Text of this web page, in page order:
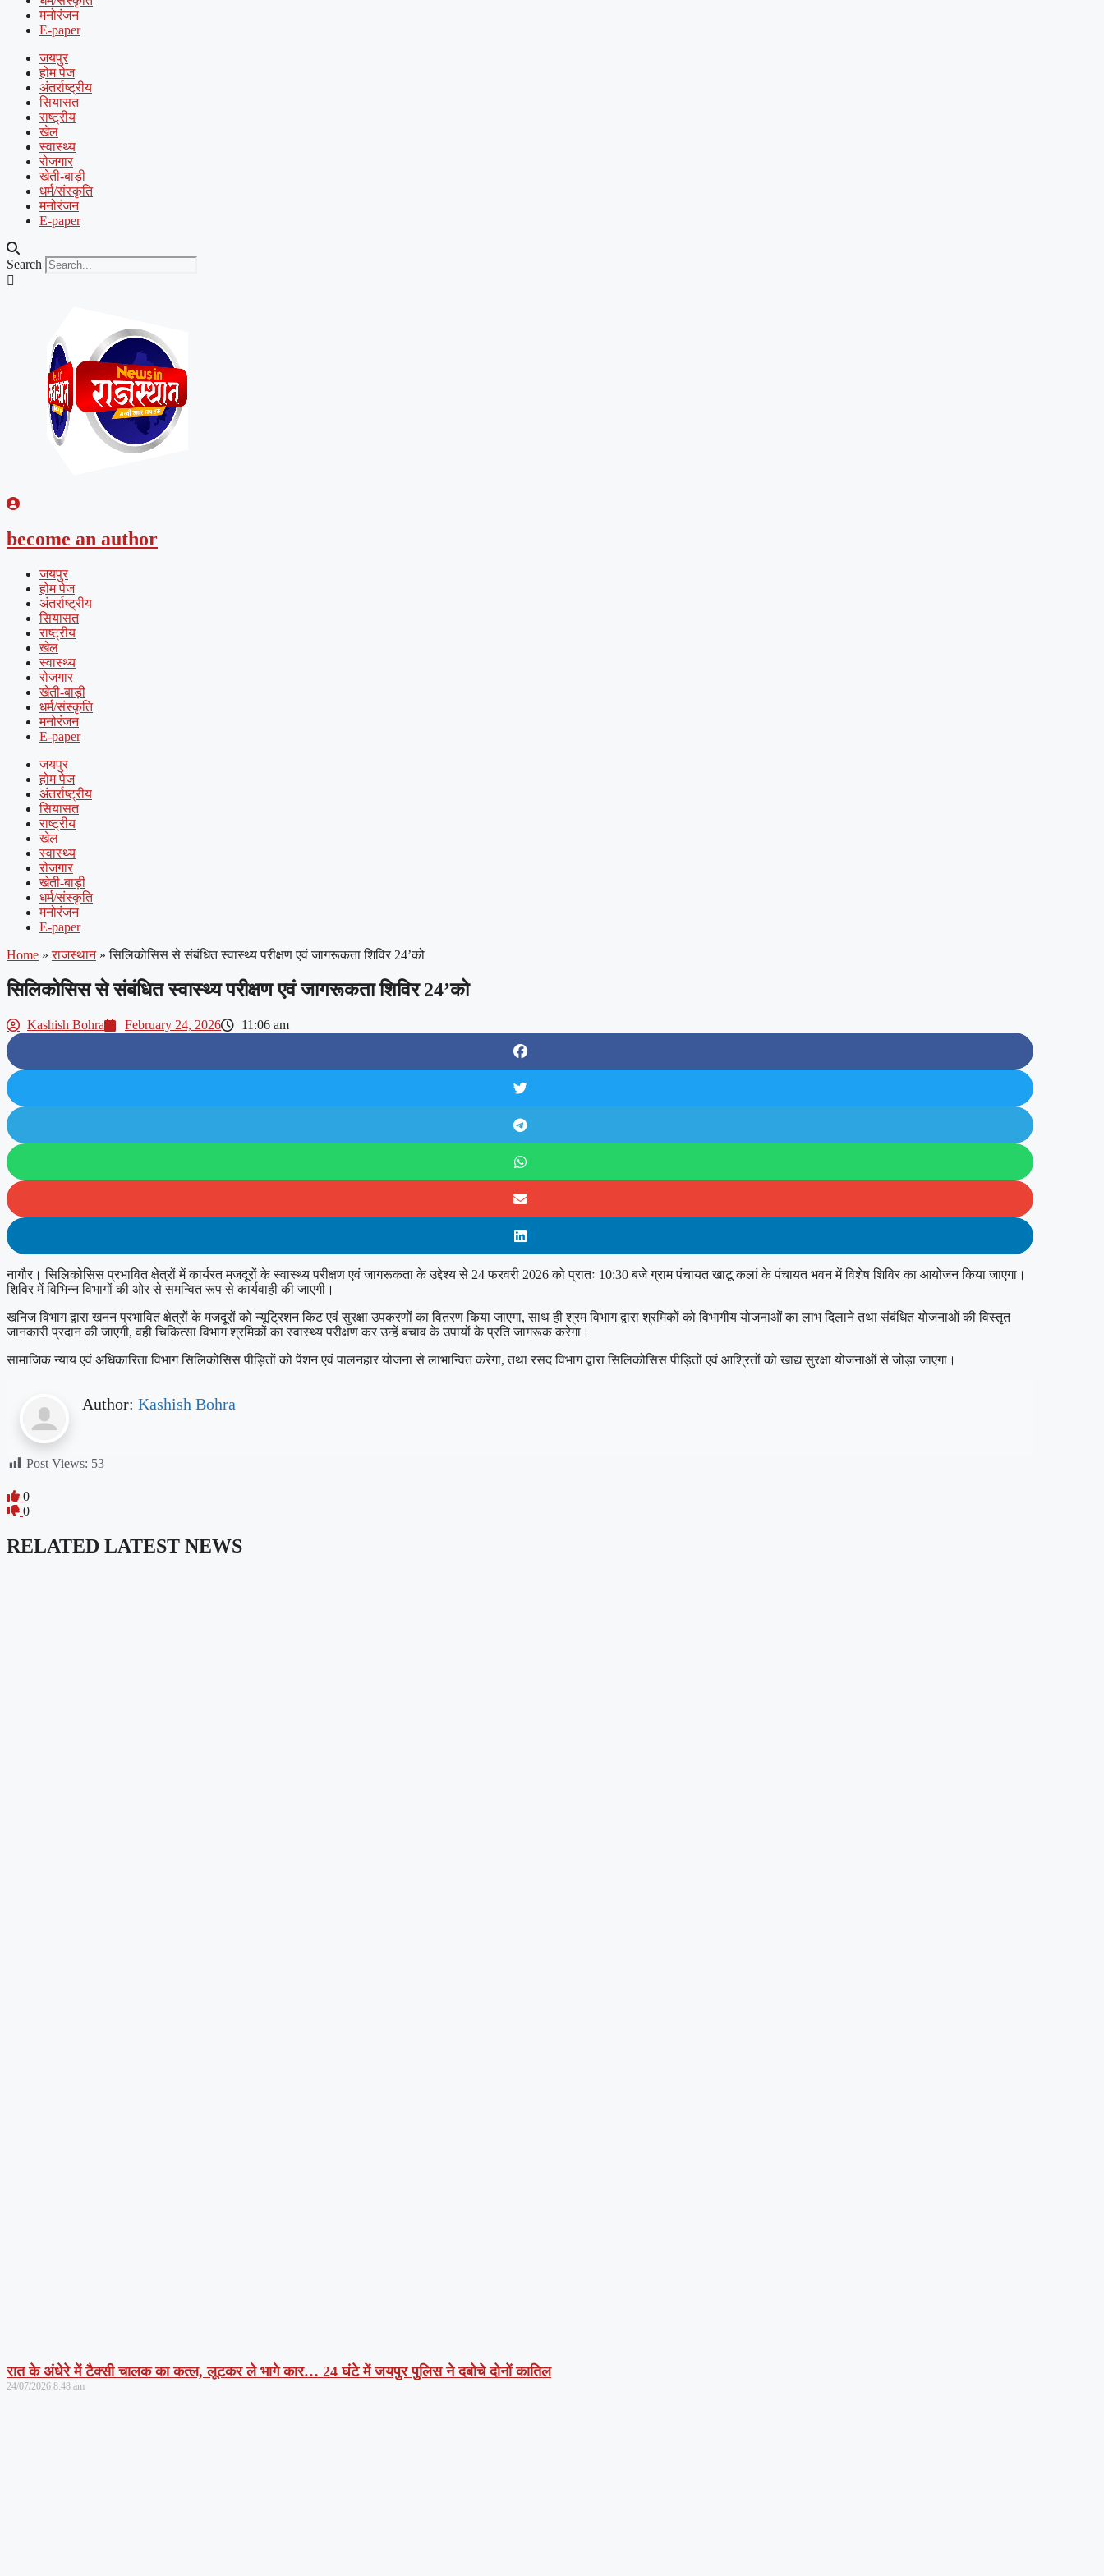
मनोरंजन
E-paper
जयपुर
होम पेज
अंतर्राष्ट्रीय
सियासत
राष्ट्रीय
खेल
स्वास्थ्य
रोजगार
खेती-बाड़ी
धर्म/संस्कृति
मनोरंजन
E-paper
Search
become an author
जयपुर
होम पेज
अंतर्राष्ट्रीय
सियासत
राष्ट्रीय
खेल
स्वास्थ्य
रोजगार
खेती-बाड़ी
धर्म/संस्कृति
मनोरंजन
E-paper
जयपुर
होम पेज
अंतर्राष्ट्रीय
सियासत
राष्ट्रीय
खेल
स्वास्थ्य
रोजगार
खेती-बाड़ी
धर्म/संस्कृति
मनोरंजन
E-paper
Home » राजस्थान » सिलिकोसिस से संबंधित स्वास्थ्य परीक्षण एवं जागरूकता शिविर 24’को
सिलिकोसिस से संबंधित स्वास्थ्य परीक्षण एवं जागरूकता शिविर 24’को
Kashish Bohra February 24, 2026 11:06 am
नागौर। सिलिकोसिस प्रभावित क्षेत्रों में कार्यरत मजदूरों के स्वास्थ्य परीक्षण एवं जागरूकता के उद्देश्य से 24 फरवरी 2026 को प्रातः 10:30 बजे ग्राम पंचायत खाटू कलां के पंचायत भवन में विशेष शिविर का आयोजन किया जाएगा।
शिविर में विभिन्न विभागों की ओर से समन्वित रूप से कार्यवाही की जाएगी।
खनिज विभाग द्वारा खनन प्रभावित क्षेत्रों के मजदूरों को न्यूट्रिशन किट एवं सुरक्षा उपकरणों का वितरण किया जाएगा, साथ ही श्रम विभाग द्वारा श्रमिकों को विभागीय योजनाओं का लाभ दिलाने तथा संबंधित योजनाओं की विस्तृत
जानकारी प्रदान की जाएगी, वही चिकित्सा विभाग श्रमिकों का स्वास्थ्य परीक्षण कर उन्हें बचाव के उपायों के प्रति जागरूक करेगा।
सामाजिक न्याय एवं अधिकारिता विभाग सिलिकोसिस पीड़ितों को पेंशन एवं पालनहार योजना से लाभान्वित करेगा, तथा रसद विभाग द्वारा सिलिकोसिस पीड़ितों एवं आश्रितों को खाद्य सुरक्षा योजनाओं से जोड़ा जाएगा।
Author: Kashish Bohra
Post Views: 53
0
0
RELATED LATEST NEWS
रात के अंधेरे में टैक्सी चालक का कत्ल, लूटकर ले भागे कार… 24 घंटे में जयपुर पुलिस ने दबोचे दोनों कातिल
24/07/2026 8:48 am